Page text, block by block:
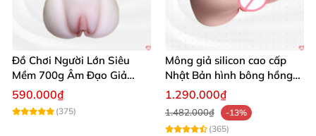
Đồ Chơi Người Lớn Siêu
Mềm 700g Âm Đạo Giả
Silicon Tự Sướng
590.000₫
(375)
Mông giả silicon cao cấp
Nhật Bản hình bông hồng
siêu thực
1.290.000₫
1.482.000₫
-13%
(365)